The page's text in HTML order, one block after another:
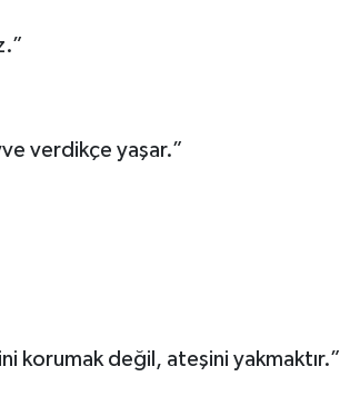
verdikçe yaşar.”
korumak değil, ateşini yakmaktır.”